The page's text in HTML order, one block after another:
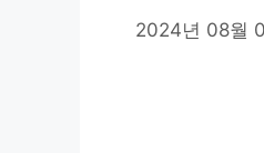
2024년 08월